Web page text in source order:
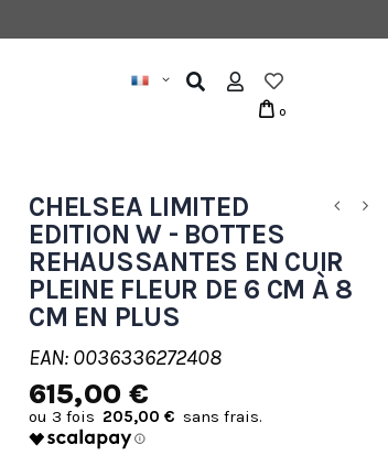
0
CHELSEA LIMITED
EDITION W - BOTTES
REHAUSSANTES EN CUIR
PLEINE FLEUR DE 6 CM À 8
CM EN PLUS
EAN: 0036336272408
615,00 €
205,00 €